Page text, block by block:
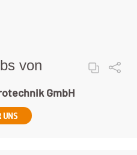
von
GmbH
UNS